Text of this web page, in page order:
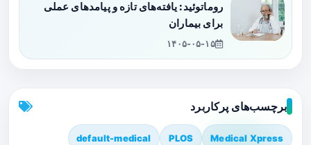
روماتوئید: یافته‌های تازه و پیامدهای عملی
برای بیماران
۱۴۰۵-۰۵-۱۵
برچسب‌های پرکاربرد
Medical Xpress
PLOS
default-medical